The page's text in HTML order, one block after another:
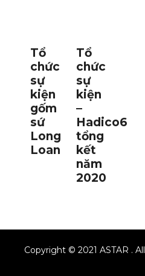
Tổ
chức
sự
kiện
gốm
sứ
Long
Loan
Tổ
chức
sự
kiện
–
Hadico6
tổng
kết
năm
2020
Copyright © 2021 ASTAR .